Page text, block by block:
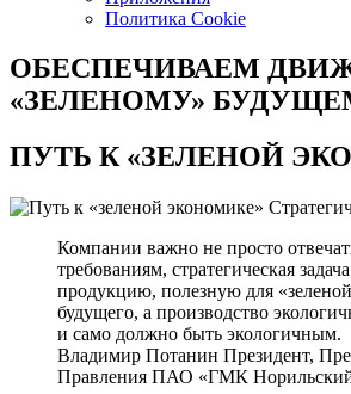
Политика Cookie
ОБЕСПЕЧИВАЕМ
«ЗЕЛЕНОМУ»
ПУТЬ К«ЗЕЛЕНОЙ
Компании важно не просто
требованиям, стратегическая
продукцию, полезную для
будущего, а производство
и само должно быть экологичным.
Владимир Потанин Президент,
Правления ПАО «ГМК